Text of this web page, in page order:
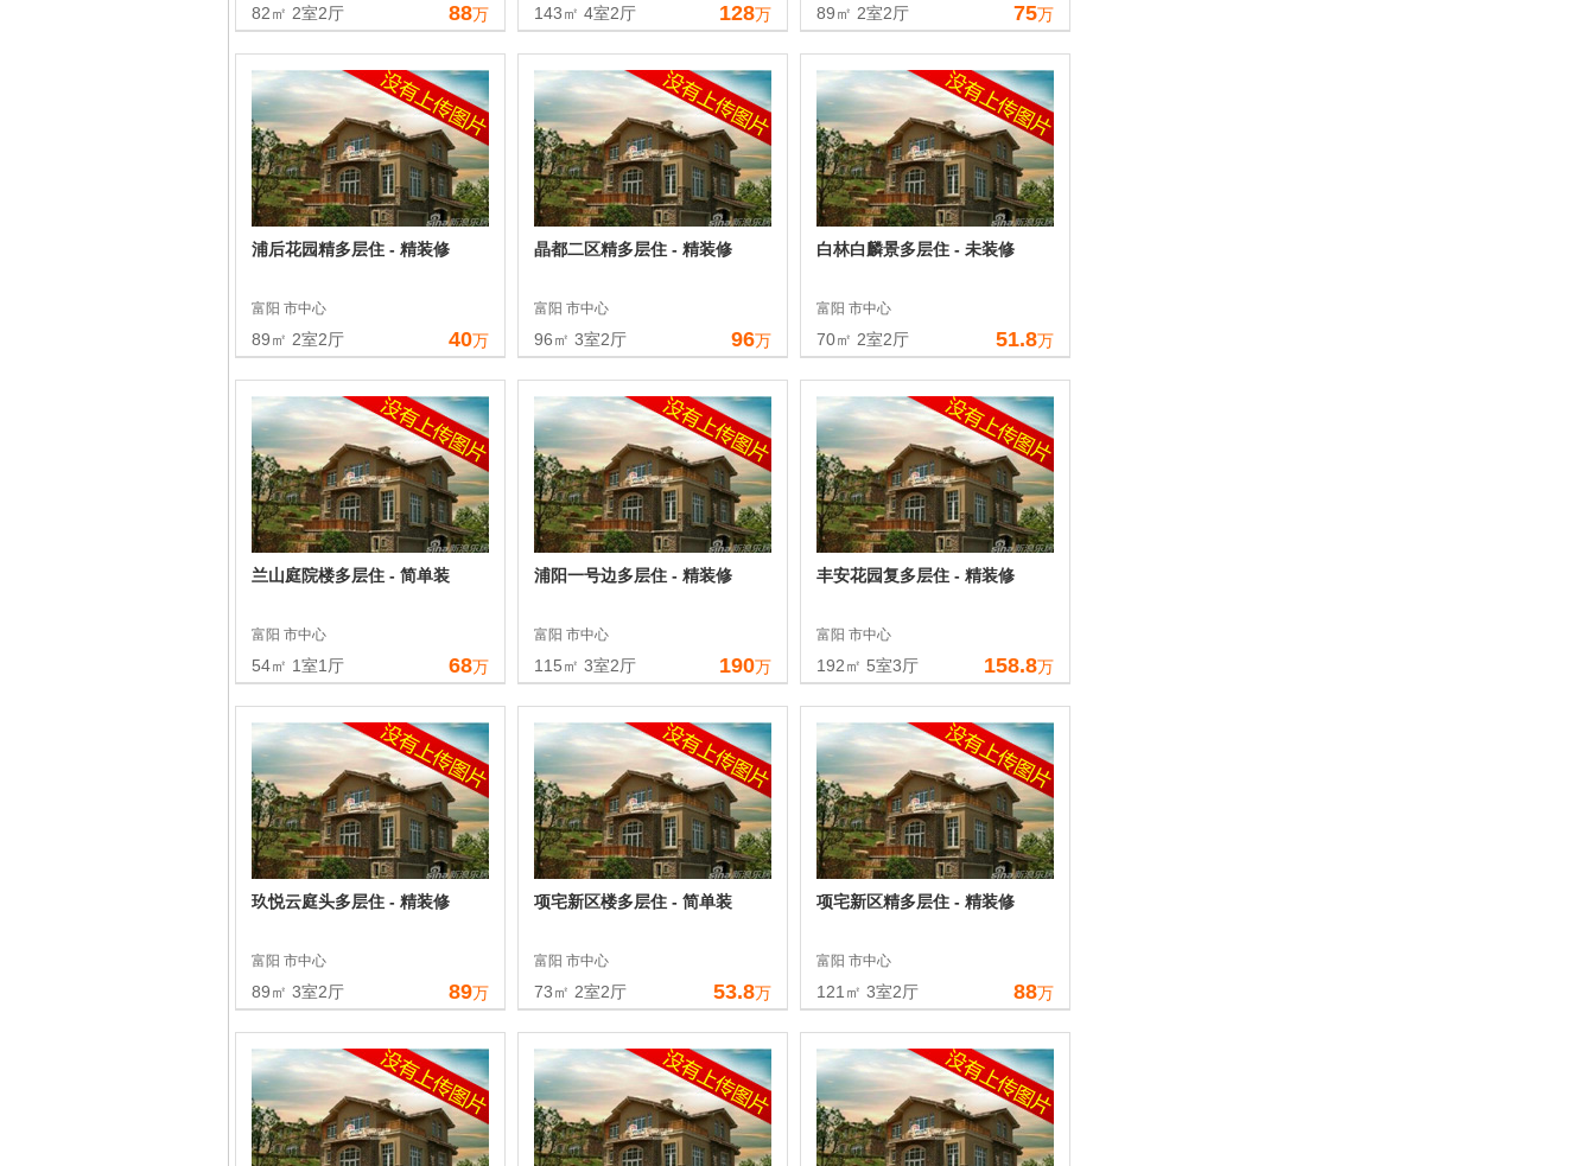
82㎡ 2室2厅 88万 143㎡ 4室2厅 128万 89㎡ 2室2厅 75万
浦后花园精多层住 - 精装修
富阳 市中心
89㎡ 2室2厅 40万
晶都二区精多层住 - 精装修
富阳 市中心
96㎡ 3室2厅 96万
白林白麟景多层住 - 未装修
富阳 市中心
70㎡ 2室2厅 51.8万
兰山庭院楼多层住 - 简单装
富阳 市中心
54㎡ 1室1厅 68万
浦阳一号边多层住 - 精装修
富阳 市中心
115㎡ 3室2厅 190万
丰安花园复多层住 - 精装修
富阳 市中心
192㎡ 5室3厅 158.8万
玖悦云庭头多层住 - 精装修
富阳 市中心
89㎡ 3室2厅 89万
项宅新区楼多层住 - 简单装
富阳 市中心
73㎡ 2室2厅 53.8万
项宅新区精多层住 - 精装修
富阳 市中心
121㎡ 3室2厅 88万